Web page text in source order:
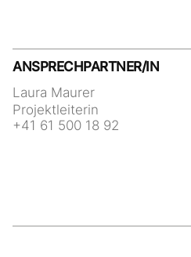
Laura Maurer
Projektleiterin
+41 61 500 18 92